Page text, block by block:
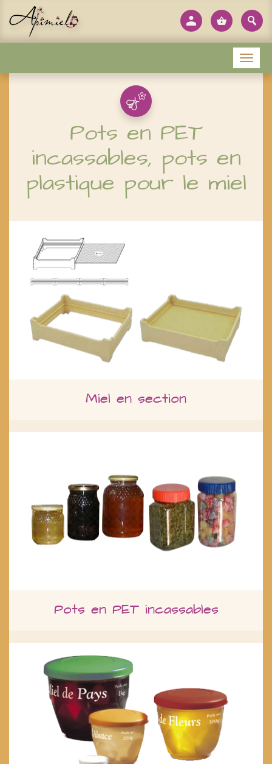
Pots en PET
incassables, pots en
plastique pour le miel
Miel en section
Pots en PET incassables
Menu
Panneau de gestion des cookies